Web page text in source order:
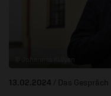
© Johannes Killyen
13.02.2024 / Das Gespräch